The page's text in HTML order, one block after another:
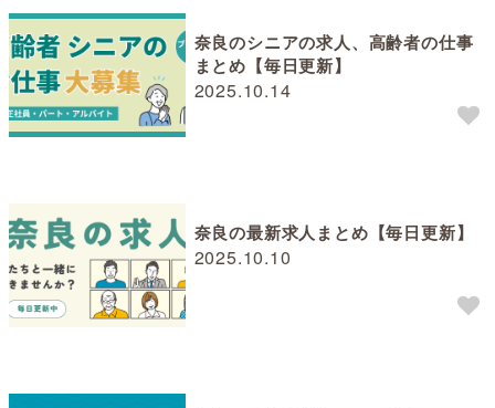
2025.10.14
奈良のシニアの求人、高齢者の仕事
まとめ【毎日更新】
2025.10.10
奈良の最新求人まとめ【毎日更新】